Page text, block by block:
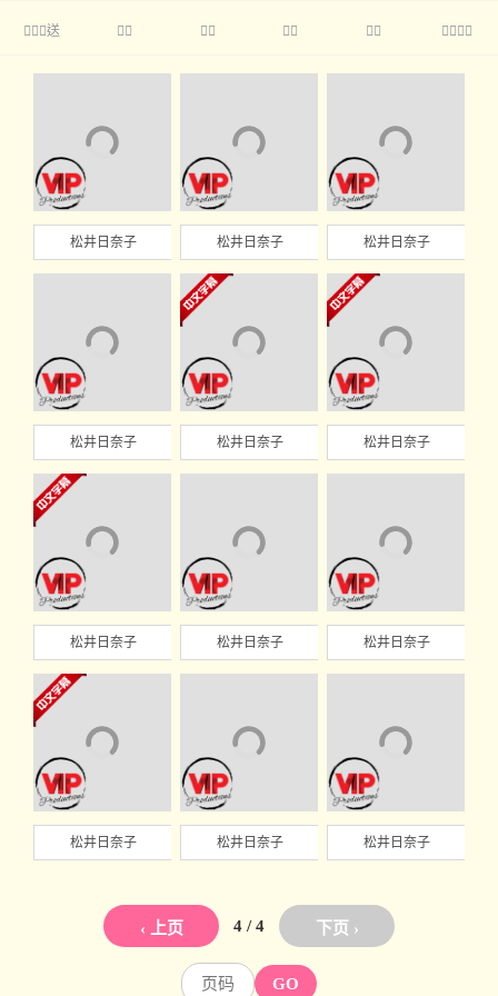
送     
松井日奈子 松井日奈子 松井日奈子
松井日奈子 松井日奈子 松井日奈子
松井日奈子 松井日奈子 松井日奈子
松井日奈子 松井日奈子 松井日奈子
‹ 上页 4 / 4 下页 ›
GO